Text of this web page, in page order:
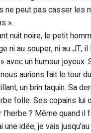
ne peut pas casser les
».
nuit noire, le petit
ni au souper, ni au JT,
avec un humour joyeux.
aurions fait le tour
un brin taquin. Sa
folle. Ses copains lui
l’herbe ? Même quand il
une idée, je vais